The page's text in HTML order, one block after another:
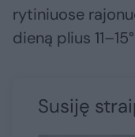
rytiniuose
dieną plius
Susiję